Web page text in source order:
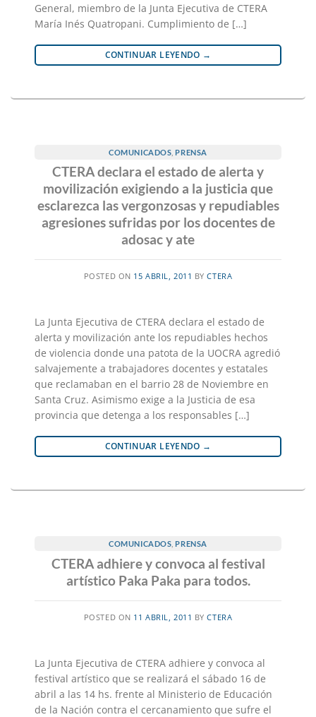
General, miembro de la Junta Ejecutiva de CTERA
María Inés Quatropani. Cumplimiento de […]
CONTINUAR LEYENDO →
COMUNICADOS ,PRENSA
CTERA declara el estado de alerta y
movilización exigiendo a la justicia que
esclarezca las vergonzosas y repudiables
agresiones sufridas por los docentes de
adosac y ate
POSTED ON 15 ABRIL, 2011 BYCTERA
La Junta Ejecutiva de CTERA declara el estado de
alerta y movilización ante los repudiables hechos
de violencia donde una patota de la UOCRA agredió
salvajemente a trabajadores docentes y estatales
que reclamaban en el barrio 28 de Noviembre en
Santa Cruz. Asimismo exige a la Justicia de esa
provincia que detenga a los responsables […]
CONTINUAR LEYENDO →
COMUNICADOS ,PRENSA
CTERA adhiere y convoca al festival
artístico Paka Paka para todos.
POSTED ON 11 ABRIL, 2011 BYCTERA
La Junta Ejecutiva de CTERA adhiere y convoca al
festival artístico que se realizará el sábado 16 de
abril a las 14 hs. frente al Ministerio de Educación
de la Nación contra el cercanamiento que sufre el